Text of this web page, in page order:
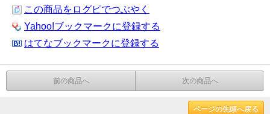
この商品をログピでつぶやく
Yahoo!ブックマークに登録する
はてなブックマークに登録する
前の商品へ 次の商品へ
ページの先頭へ戻る